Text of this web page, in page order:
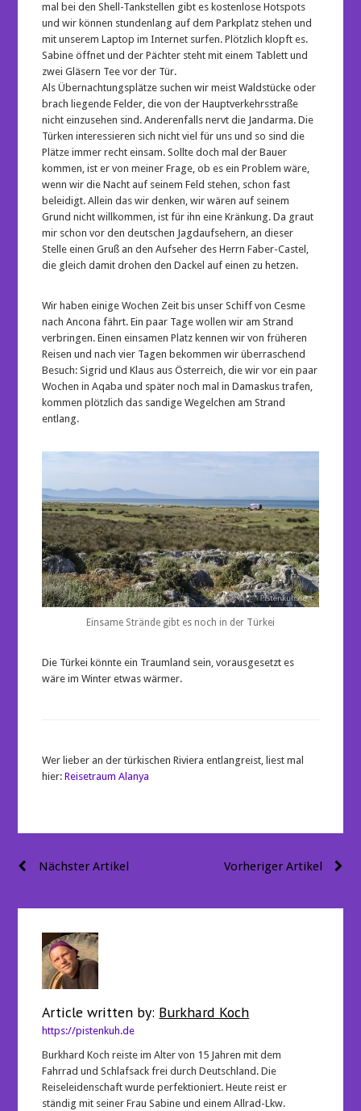
mal bei den Shell-Tankstellen gibt es kostenlose Hotspots
und wir können stundenlang auf dem Parkplatz stehen und
mit unserem Laptop im Internet surfen. Plötzlich klopft es.
Sabine öffnet und der Pächter steht mit einem Tablett und
zwei Gläsern Tee vor der Tür.
Als Übernachtungsplätze suchen wir meist Waldstücke oder
brach liegende Felder, die von der Hauptverkehrsstraße
nicht einzusehen sind. Anderenfalls nervt die Jandarma. Die
Türken interessieren sich nicht viel für uns und so sind die
Plätze immer recht einsam. Sollte doch mal der Bauer
kommen, ist er von meiner Frage, ob es ein Problem wäre,
wenn wir die Nacht auf seinem Feld stehen, schon fast
beleidigt. Allein das wir denken, wir wären auf seinem
Grund nicht willkommen, ist für ihn eine Kränkung. Da graut
mir schon vor den deutschen Jagdaufsehern, an dieser
Stelle einen Gruß an den Aufseher des Herrn Faber-Castel,
die gleich damit drohen den Dackel auf einen zu hetzen.
Wir haben einige Wochen Zeit bis unser Schiff von Cesme
nach Ancona fährt. Ein paar Tage wollen wir am Strand
verbringen. Einen einsamen Platz kennen wir von früheren
Reisen und nach vier Tagen bekommen wir überraschend
Besuch: Sigrid und Klaus aus Österreich, die wir vor ein paar
Wochen in Aqaba und später noch mal in Damaskus trafen,
kommen plötzlich das sandige Wegelchen am Strand
entlang.
Einsame Strände gibt es noch in der Türkei
Die Türkei könnte ein Traumland sein, vorausgesetzt es
wäre im Winter etwas wärmer.
Wer lieber an der türkischen Riviera entlangreist, liest mal
hier:Reisetraum Alanya
Beitragsnavigation Vorheriger Artikel
Nächster Artikel
Article written by: Burkhard Koch
https://pistenkuh.de
Burkhard Koch reiste im Alter von 15 Jahren mit dem
Fahrrad und Schlafsack frei durch Deutschland. Die
Reiseleidenschaft wurde perfektioniert. Heute reist er
ständig mit seiner Frau Sabine und einem Allrad-Lkw.